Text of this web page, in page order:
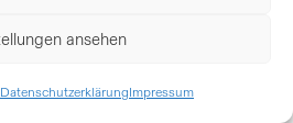
ansehen
DatenschutzerklärungImpressum